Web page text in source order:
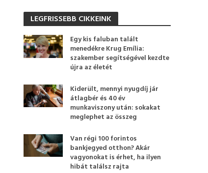
LEGFRISSEBB CIKKEINK
Egy kis faluban talált
menedékre Krug Emília:
szakember segítségével kezdte
újra az életét
Kiderült, mennyi nyugdíj jár
átlagbér és 40 év
munkaviszony után: sokakat
meglephet az összeg
Van régi 100 forintos
bankjegyed otthon? Akár
vagyonokat is érhet, ha ilyen
hibát találsz rajta